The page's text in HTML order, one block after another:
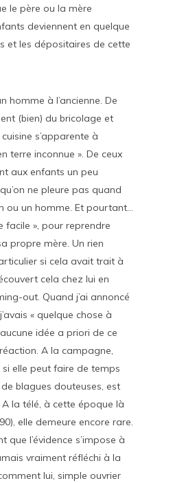
le père ou la mère
deviennent en quelque
et les dépositaires de cette
homme à l’ancienne. De
(bien) du bricolage et
s’apparente à
terre inconnue ». De ceux
aux enfants un peu
ne pleure pas quand
ou un homme. Et pourtant…
facile », pour reprendre
propre mère. Un rien
si cela avait trait à
cela chez lui en
out. Quand j’ai annoncé
« quelque chose à
aucune idée a priori de ce
A la campagne,
si elle peut faire de temps
blagues douteuses, est
la télé, à cette époque là
elle demeure encore rare.
que l’évidence s’impose à
vraiment réfléchi à la
lui, simple ouvrier